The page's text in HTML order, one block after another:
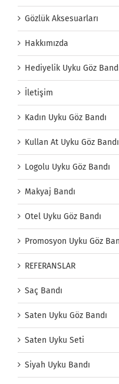
Gözlük Aksesuarları
Hakkımızda
Hediyelik Uyku Göz
İletişim
Kadın Uyku Göz Bandı
Kullan At Uyku Göz Bandı
Logolu Uyku Göz Bandı
Makyaj Bandı
Otel Uyku Göz Bandı
Promosyon Uyku Göz
REFERANSLAR
Saç Bandı
Saten Uyku Göz Bandı
Saten Uyku Seti
Siyah Uyku Bandı